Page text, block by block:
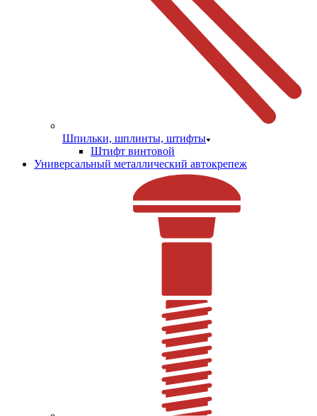
Шпильки, шплинты, штифты
Штифт винтовой
Универсальный металлический автокрепеж